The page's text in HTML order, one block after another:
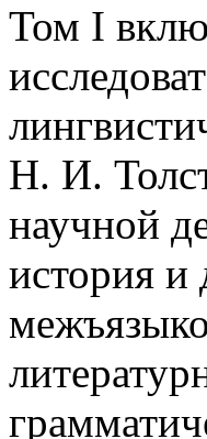
Том I
Н. И.
научной
история и